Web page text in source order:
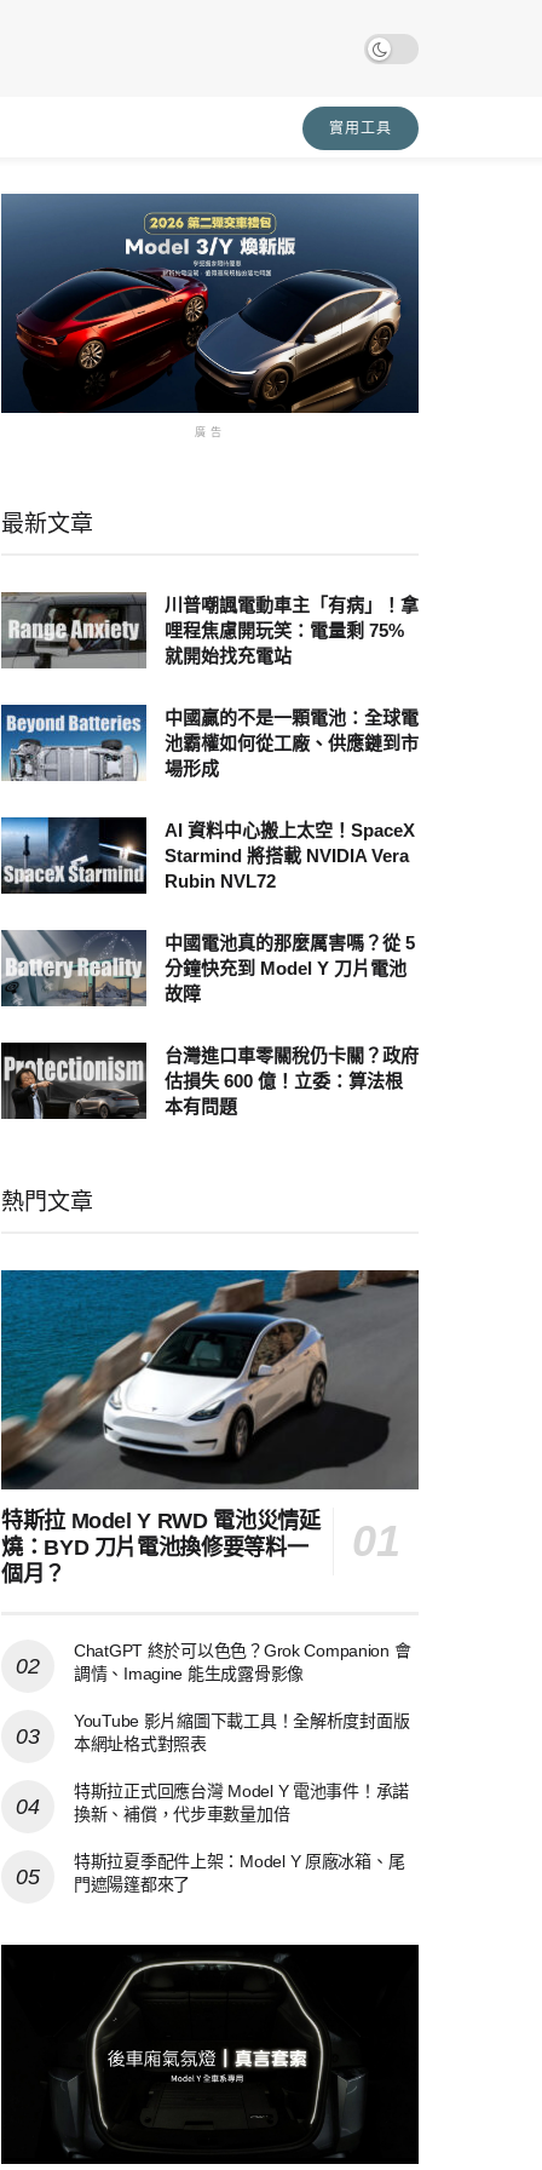
實用工具
廣告
最新文章
川普嘲諷電動車主「有病」！拿
哩程焦慮開玩笑：電量剩 75%
就開始找充電站
中國贏的不是一顆電池：全球電
池霸權如何從工廠、供應鏈到市
場形成
AI 資料中心搬上太空！SpaceX
Starmind 將搭載 NVIDIA Vera
Rubin NVL72
中國電池真的那麼厲害嗎？從 5
分鐘快充到 Model Y 刀片電池
故障
台灣進口車零關稅仍卡關？政府
估損失 600 億！立委：算法根
本有問題
熱門文章
特斯拉 Model Y RWD 電池災情延
燒：BYD 刀片電池換修要等料一
個月？
ChatGPT 終於可以色色？Grok Companion 會
調情、Imagine 能生成露骨影像
YouTube 影片縮圖下載工具！全解析度封面版
本網址格式對照表
特斯拉正式回應台灣 Model Y 電池事件！承諾
換新、補償，代步車數量加倍
特斯拉夏季配件上架：Model Y 原廠冰箱、尾
門遮陽篷都來了